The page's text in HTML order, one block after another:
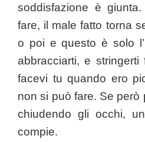
soddisfazione è
fare, il male fatto torna
o poi e questo è solo
abbracciarti, e
facevi tu quando ero
non si può fare. Se però
chiudendo gli occhi,
compie.